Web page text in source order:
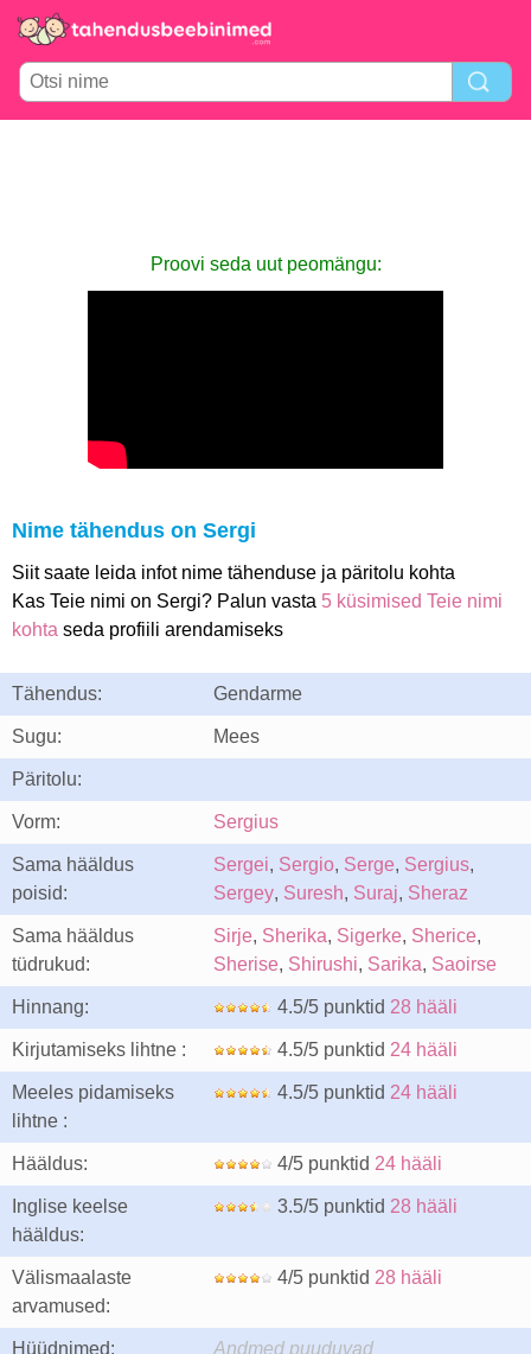
Proovi seda uut peomängu:
Nime tähendus on Sergi
Siit saate leida infot nime tähenduse ja päritolu kohta
Kas Teie nimi on Sergi? Palun vasta 5 küsimised Teie nimi
kohta seda profiili arendamiseks
Tähendus: Gendarme
Sugu: Mees
Päritolu:
Vorm: Sergius
Sama hääldus
poisid:
Sergei, Sergio, Serge, Sergius,
Sergey, Suresh, Suraj, Sheraz
Sama hääldus
tüdrukud:
Sirje, Sherika, Sigerke, Sherice,
Sherise, Shirushi, Sarika, Saoirse
Hinnang: 4.5/5 punktid 28 hääli
Kirjutamiseks lihtne : 4.5/5 punktid 24 hääli
Meeles pidamiseks
lihtne :
4.5/5 punktid 24 hääli
Hääldus: 4/5 punktid 24 hääli
Inglise keelse
hääldus:
3.5/5 punktid 28 hääli
Välismaalaste
arvamused:
4/5 punktid 28 hääli
Hüüdnimed: Andmed puuduvad